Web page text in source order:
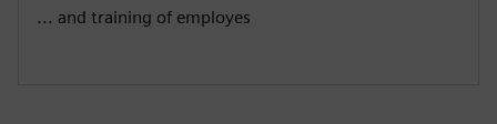
... and training of employes